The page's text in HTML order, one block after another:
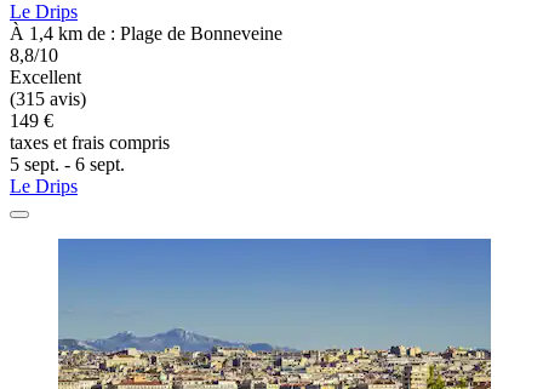
Le Drips
À 1,4 km de : Plage de Bonneveine
8,8/10
Excellent
(315 avis)
149 €
taxes et frais compris
5 sept. - 6 sept.
Le Drips